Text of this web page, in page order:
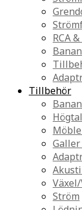
RCA
Tillbehör
Galler
Ström